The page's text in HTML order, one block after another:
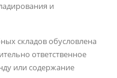
и
складов обусловлена
ответственное
или содержание